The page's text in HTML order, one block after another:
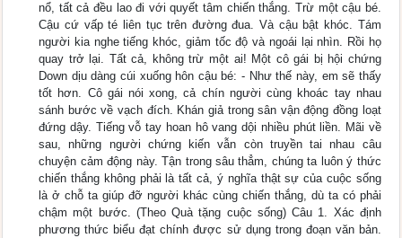
nổ, tất cả đều lao đi với quyết tâm chiến thắng. Trừ một cậu bé.
Cậu cứ vấp té liên tục trên đường đua. Và cậu bật khóc. Tám
người kia nghe tiếng khóc, giảm tốc độ và ngoái lại nhìn. Rồi họ
quay trở lại. Tất cả, không trừ một ai! Một cô gái bị hội chứng
Down dịu dàng cúi xuống hôn cậu bé: - Như thế này, em sẽ thấy
tốt hơn. Cô gái nói xong, cả chín người cùng khoác tay nhau
sánh bước về vạch đích. Khán giả trong sân vận động đồng loạt
đứng dậy. Tiếng vỗ tay hoan hô vang dội nhiều phút liền. Mãi về
sau, những người chứng kiến vẫn còn truyền tai nhau câu
chuyện cảm động này. Tận trong sâu thẳm, chúng ta luôn ý thức
chiến thắng không phải là tất cả, ý nghĩa thật sự của cuộc sống
là ở chỗ ta giúp đỡ người khác cùng chiến thắng, dù ta có phải
chậm một bước. (Theo Quà tặng cuộc sống) Câu 1. Xác định
phương thức biểu đạt chính được sử dụng trong đoạn văn bản.